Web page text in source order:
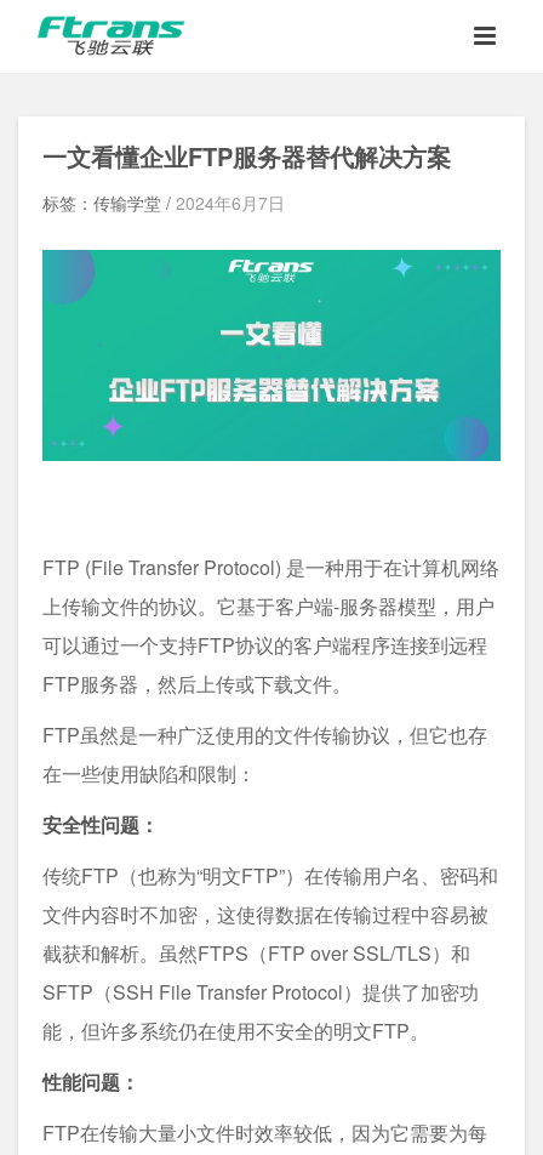
一文看懂企业FTP服务器替代解决方案
标签：传输学堂 / 2024年6月7日
FTP (File Transfer Protocol) 是一种用于在计算机网络
上传输文件的协议。它基于客户端-服务器模型，用户
可以通过一个支持FTP协议的客户端程序连接到远程
FTP服务器，然后上传或下载文件。
FTP虽然是一种广泛使用的文件传输协议，但它也存
在一些使用缺陷和限制：
安全性问题：
传统FTP（也称为“明文FTP”）在传输用户名、密码和
文件内容时不加密，这使得数据在传输过程中容易被
截获和解析。虽然FTPS（FTP over SSL/TLS）和
SFTP（SSH File Transfer Protocol）提供了加密功
能，但许多系统仍在使用不安全的明文FTP。
性能问题：
FTP在传输大量小文件时效率较低，因为它需要为每